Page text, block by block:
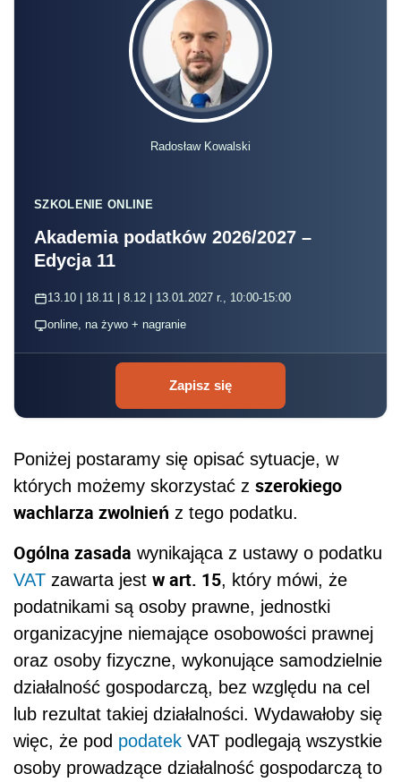
Radosław Kowalski
SZKOLENIE ONLINE
Akademia podatków 2026/2027 –
Edycja 11
13.10 | 18.11 | 8.12 | 13.01.2027 r., 10:00-15:00
online, na żywo + nagranie
Zapisz się
Poniżej postaramy się opisać sytuacje, w
których możemy skorzystać z szerokiego
wachlarza zwolnień z tego podatku.
Ogólna zasada wynikająca z ustawy o podatku
VAT zawarta jest w art. 15, który mówi, że
podatnikami są osoby prawne, jednostki
organizacyjne niemające osobowości prawnej
oraz osoby fizyczne, wykonujące samodzielnie
działalność gospodarczą, bez względu na cel
lub rezultat takiej działalności. Wydawałoby się
więc, że pod podatek VAT podlegają wszystkie
osoby prowadzące działalność gospodarczą to